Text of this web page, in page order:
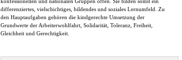
differenziertes, vielschichtiges, bildendes und soziales Lernumfeld. Zu
den Hauptaufgaben gehören die kindgerechte Umsetzung der
Grundwerte der Arbeiterwohlfahrt, Solidarität, Toleranz, Freiheit,
Gleichheit und Gerechtigkeit.